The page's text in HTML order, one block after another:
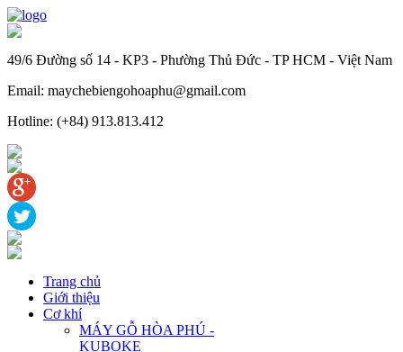
49/6 Đường số 14 - KP3 - Phường Thủ Đức - TP HCM - Việt Nam
Email: maychebiengohoaphu@gmail.com
Hotline: (+84) 913.813.412
Trang chủ
Giới thiệu
Cơ khí
MÁY GỖ HÒA PHÚ -
KUBOKE